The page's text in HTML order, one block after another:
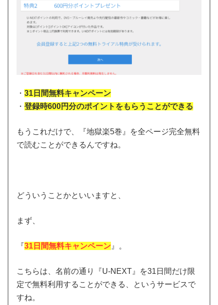
・31日間無料キャンペーン
・登録時600円分のポイントをもらうことができる
もうこれだけで、『地獄楽5巻』を全ページ完全無料
で読むことができるんですね。
どういうことかといいますと、
まず、
『31日間無料キャンペーン 』。
こちらは、名前の通り『U-NEXT』を31日間だけ限
定で無料利用することができる、というサービスで
すね。